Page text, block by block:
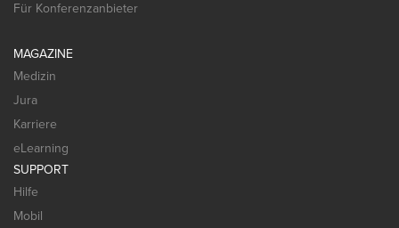
Für Konferenzanbieter
MAGAZINE
Medizin
Jura
Karriere
eLearning
SUPPORT
Hilfe
Mobil